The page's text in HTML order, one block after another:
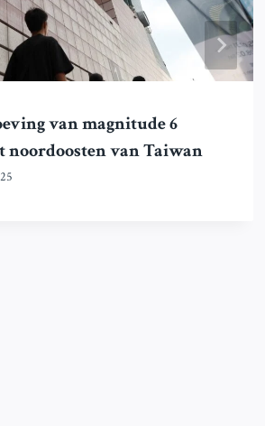
van magnitude 6
noordoosten van Taiwan